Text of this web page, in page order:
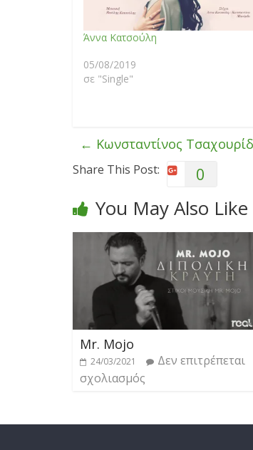
Άννα Κατσούλη
05/08/2019
σε "Single"
← Κωνσταντίνος
Share This Post: 0
You May Also Like
Mr. Mojo
24/03/2021
Δεν επιτρέπεται
σχολιασμός